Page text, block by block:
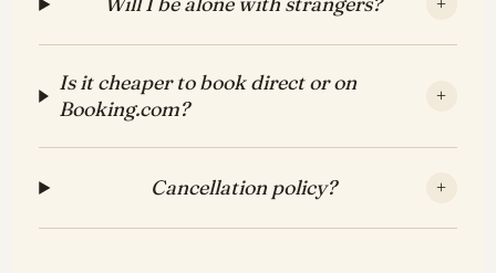
+
Is it cheaper to book direct or on
Booking.com?
+
Cancellation policy? +